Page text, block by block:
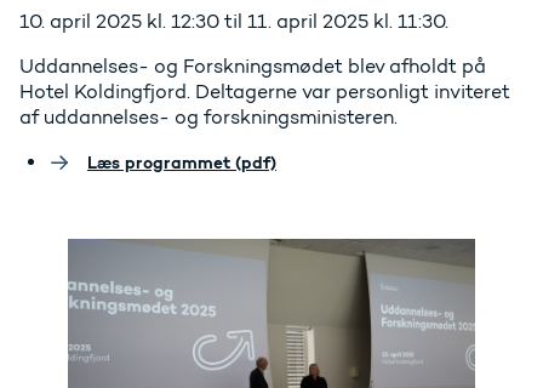
10. april 2025 kl. 12:30 til 11. april 2025 kl. 11:30.
Uddannelses- og Forskningsmødet blev afholdt på
Hotel Koldingfjord. Deltagerne var personligt inviteret
af uddannelses- og forskningsministeren.
Læs programmet (pdf)